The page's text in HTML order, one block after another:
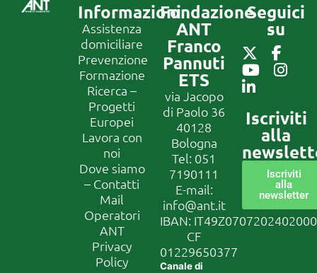
Informazioni
Assistenza
domiciliare
Prevenzione
Formazione
Ricerca –
Progetti
Europei
Lavora con
noi
Dove siamo
– Contatti
Mail
Operatori
ANT
Privacy
Policy
Fondazione
ANT
Franco
Pannuti
ETS
via Jacopo
di Paolo 36
40128
Bologna
Tel: 051
7190111
E-mail:
info@ant.it
IBAN:
CF
01229650377
Canale di
Seguici
su
Iscriviti
alla
Iscriviti
alla
newsletter